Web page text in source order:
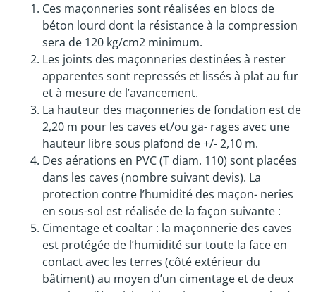
Ces maçonneries sont réalisées en blocs de
béton lourd dont la résistance à la compression
sera de 120 kg/cm2 minimum.
Les joints des maçonneries destinées à rester
apparentes sont repressés et lissés à plat au fur
et à mesure de l’avancement.
La hauteur des maçonneries de fondation est de
2,20 m pour les caves et/ou ga- rages avec une
hauteur libre sous plafond de +/- 2,10 m.
Des aérations en PVC (T diam. 110) sont placées
dans les caves (nombre suivant devis). La
protection contre l’humidité des maçon- neries
en sous-sol est réalisée de la façon suivante :
Cimentage et coaltar : la maçonnerie des caves
est protégée de l’humidité sur toute la face en
contact avec les terres (côté extérieur du
bâtiment) au moyen d’un cimentage et de deux